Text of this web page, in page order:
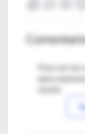
Para ver los